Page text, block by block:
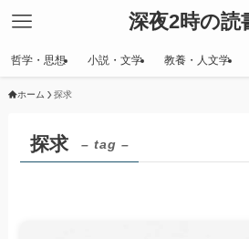
深夜2時の読
哲学・思想 小説・文学 教養・人文学
ホーム 探求
探求 – tag –